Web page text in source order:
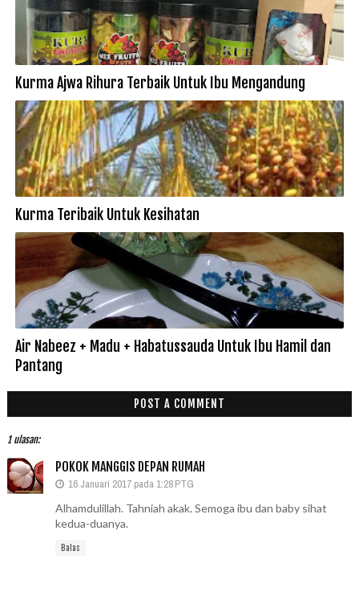
Kurma Ajwa Rihura Terbaik Untuk Ibu Mengandung
Kurma Teribaik Untuk Kesihatan
Air Nabeez + Madu + Habatussauda Untuk Ibu Hamil dan
Pantang
POST A COMMENT
1 ulasan:
POKOK MANGGIS DEPAN RUMAH
16 Januari 2017 pada 1:28 PTG
Alhamdulillah. Tahniah akak. Semoga ibu dan baby sihat
kedua-duanya.
Balas